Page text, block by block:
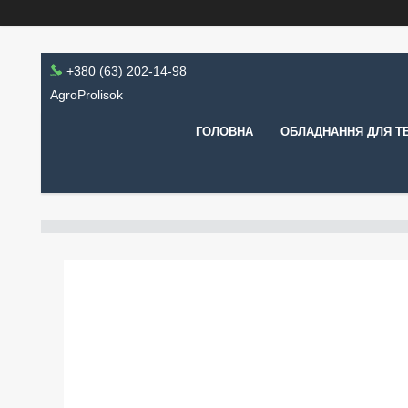
+380 (63) 202-14-98
AgroProlisok
ГОЛОВНА ОБЛАДНАННЯ ДЛЯ